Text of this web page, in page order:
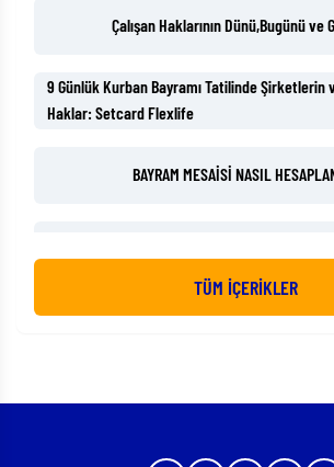
Çalışan Haklarının Dünü,Bugünü ve
9 Günlük Kurban Bayramı Tatilinde Şirketlerin
Haklar: Setcard Flexlife
BAYRAM MESAİSİ NASIL
TÜM İÇERİKLER